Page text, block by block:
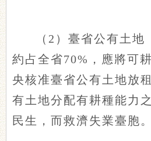
（2）臺省公有土地
約占全省70%，應將可
央核准臺省公有土地放
有土地分配有耕種能力
民生，而救濟失業臺胞。